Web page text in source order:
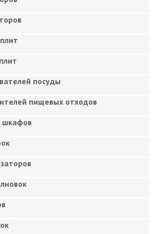
посуды
пищевых отходов
шкафов